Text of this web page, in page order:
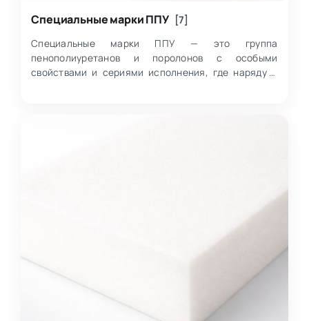
Специальные марки ППУ [7]
Специальные марки ППУ — это группа
пенополиуретанов и поролонов с особыми
свойствами и сериями исполнения, где наряду с